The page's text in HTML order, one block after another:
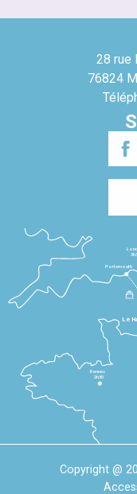
28 rue
76824
Le
Rennes
2h30
Portsmouth
Copyright @